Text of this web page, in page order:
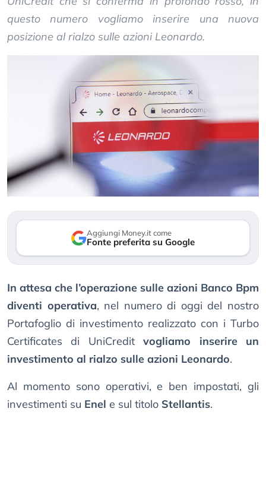
questo numero vogliamo inserire una nuova
posizione al rialzo sulle azioni Leonardo.
Aggiungi Money.it come
Fonte preferita su Google
In attesa che l’operazione sulle azioni Banco Bpm
diventi operativa, nel numero di oggi del nostro
Portafoglio di investimento realizzato con i Turbo
Certificates di UniCreditvogliamo inserire un
investimento al rialzo sulle azioni Leonardo.
Al momento sono operativi, e ben impostati, gli
investimenti su Enel e sul titolo Stellantis.